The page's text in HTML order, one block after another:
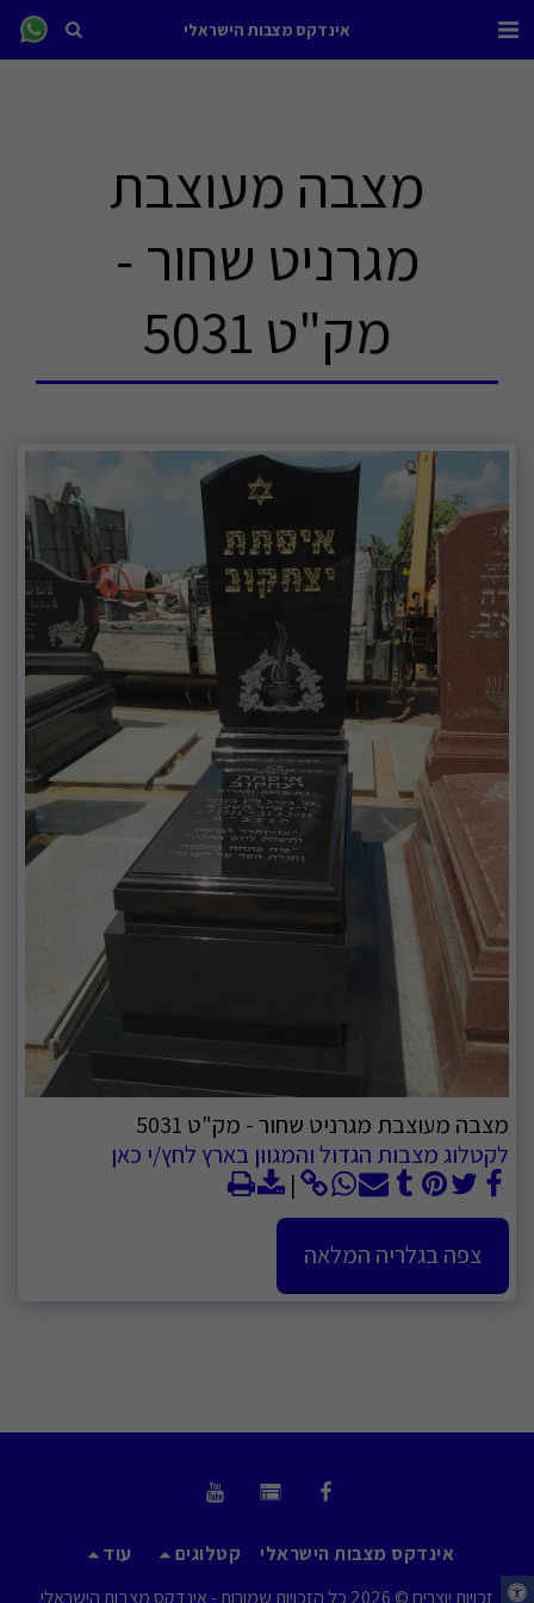
אינדקס מצבות הישראלי
מצבה מעוצבת
מגרניט שחור -
מק"ט 5031
מצבה מעוצבת מגרניט שחור - מק"ט 5031
לקטלוג מצבות הגדול והמגוון בארץ לחץ/י כאן
צפה בגלריה המלאה
אינדקס מצבות הישראלי קטלוגים
עוד
זכויות יוצרים © 2026 כל הזכויות שמורות -
אינדקס מצבות הישראלי